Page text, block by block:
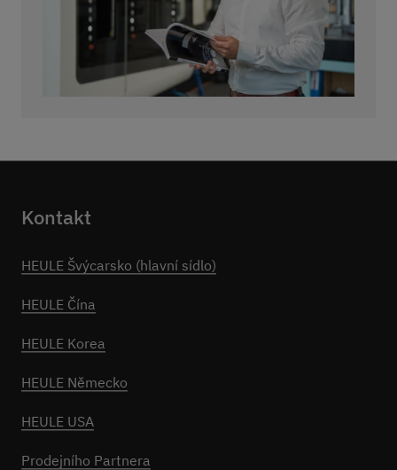
Kontakt
HEULE Švýcarsko (hlavní sídlo)
HEULE Čína
HEULE Korea
HEULE Německo
HEULE USA
Prodejního Partnera